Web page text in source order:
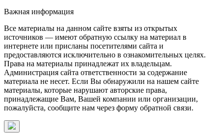
Важная информация
Все материалы на данном сайте взяты из открытых
источников — имеют обратную ссылку на материал в
интернете или присланы посетителями сайта и
предоставляются исключительно в ознакомительных целях.
Права на материалы принадлежат их владельцам.
Администрация сайта ответственности за содержание
материала не несет. Если Вы обнаружили на нашем сайте
материалы, которые нарушают авторские права,
принадлежащие Вам, Вашей компании или организации,
пожалуйста, сообщите нам через форму обратной связи.